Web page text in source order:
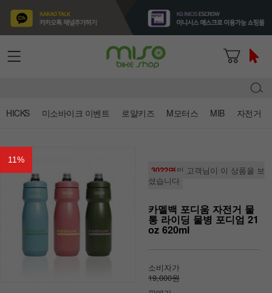
HICKS 미소바이크 이벤트 로얄키즈 M모터스 MIB 자전거
11%
3022명의 고객님이 이 상품을 보
셨습니다
카멜백 포디움 자전거 물
통 라이딩 물병 포디엄 21
oz 620ml
소비자가
19,000원